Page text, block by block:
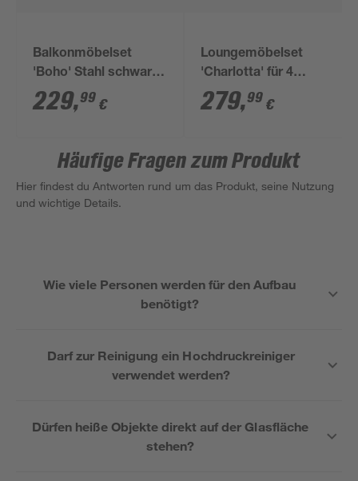
Balkonmöbelset
'Boho' Stahl schwarz
3-teilig
229,99 €
Loungemöbelset
'Charlotta' für 4
Personen Stahl
279,99 €
Häufige Fragen zum Produkt
Hier findest du Antworten rund um das Produkt, seine Nutzung
und wichtige Details.
Wie viele Personen werden für den Aufbau
benötigt?
Darf zur Reinigung ein Hochdruckreiniger
verwendet werden?
Dürfen heiße Objekte direkt auf der Glasfläche
stehen?